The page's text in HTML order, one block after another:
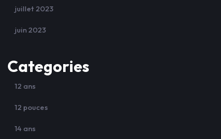
juillet 2023
juin 2023
Categories
12 ans
12 pouces
14 ans